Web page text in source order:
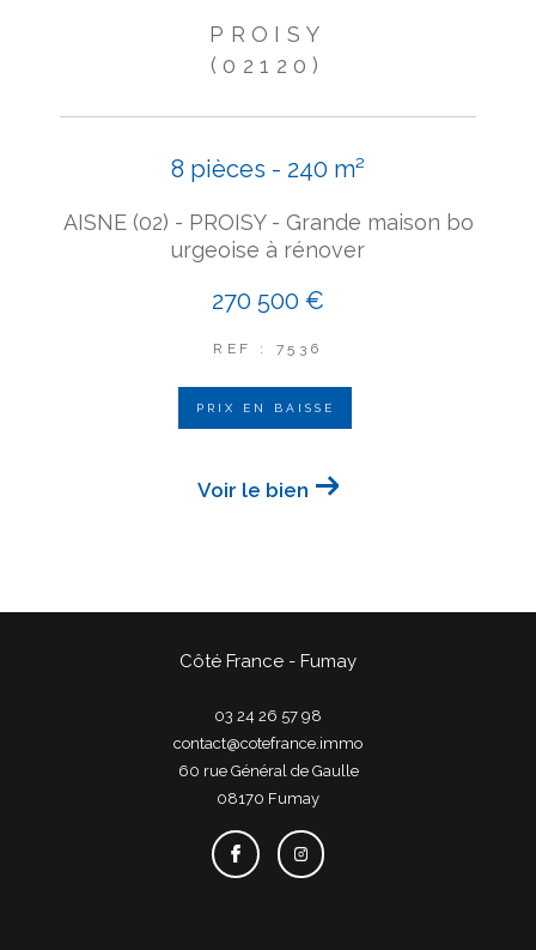
PROISY
(02120)
8 pièces - 240 m²
AISNE (02) - PROISY - Grande maison bo
urgeoise à rénover
270 500 €
REF : 7536
PRIX EN BAISSE
Voir le bien
Côté France - Fumay
03 24 26 57 98
contact@cotefrance.immo
60 rue Général de Gaulle
08170
fumay